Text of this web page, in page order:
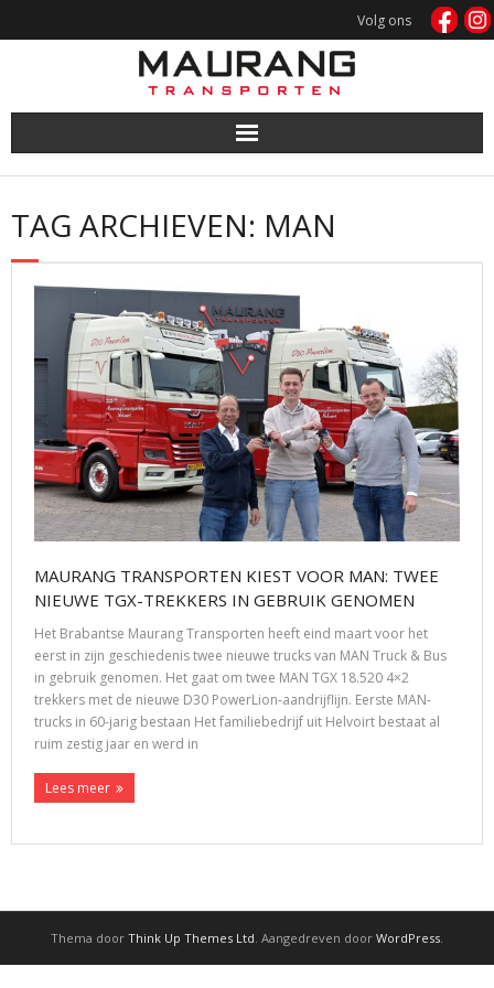
Volg ons
TAG ARCHIEVEN: MAN
MAURANG TRANSPORTEN KIEST VOOR MAN: TWEE
NIEUWE TGX-TREKKERS IN GEBRUIK GENOMEN
Het Brabantse Maurang Transporten heeft eind maart voor het
eerst in zijn geschiedenis twee nieuwe trucks van MAN Truck & Bus
in gebruik genomen. Het gaat om twee MAN TGX 18.520 4×2
trekkers met de nieuwe D30 PowerLion-aandrijflijn. Eerste MAN-
trucks in 60-jarig bestaan Het familiebedrijf uit Helvoirt bestaat al
ruim zestig jaar en werd in
Lees meer
Thema door Think Up Themes Ltd . Aangedreven door WordPress